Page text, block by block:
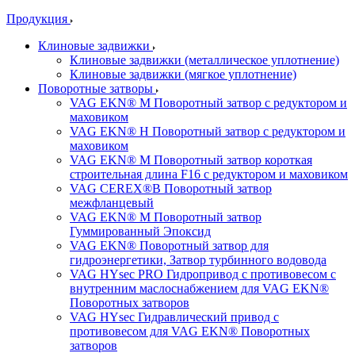
Продукция
Клиновые задвижки
Клиновые задвижки (металлическое уплотнение)
Клиновые задвижки (мягкое уплотнение)
Поворотные затворы
VAG EKN® M Поворотный затвор с редуктором и
маховиком
VAG EKN® H Поворотный затвор с редуктором и
маховиком
VAG EKN® M Поворотный затвор короткая
строительная длина F16 с редуктором и маховиком
VAG CEREX®B Поворотный затвор
межфланцевый
VAG EKN® M Поворотный затвор
Гуммированный Эпоксид
VAG EKN® Поворотный затвор для
гидроэнергетики, Затвор турбинного водовода
VAG HYsec PRO Гидропривод с противовесом с
внутренним маслоснабжением для VAG EKN®
Поворотных затворов
VAG HYsec Гидравлический привод с
противовесом для VAG EKN® Поворотных
затворов